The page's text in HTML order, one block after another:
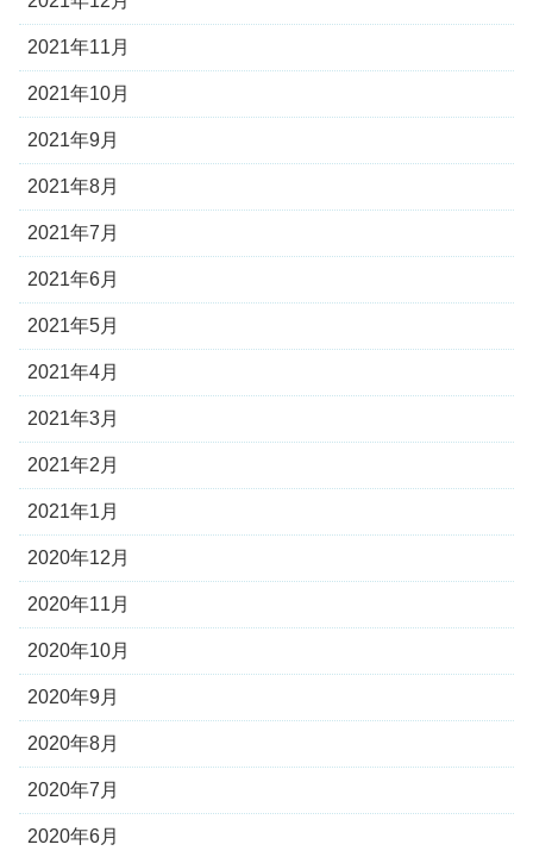
2021年11月
2021年10月
2021年9月
2021年8月
2021年7月
2021年6月
2021年5月
2021年4月
2021年3月
2021年2月
2021年1月
2020年12月
2020年11月
2020年10月
2020年9月
2020年8月
2020年7月
2020年6月